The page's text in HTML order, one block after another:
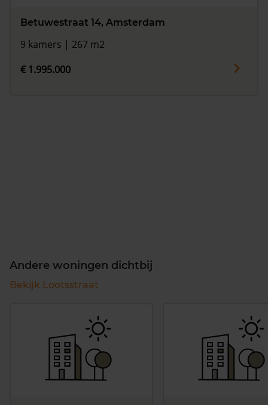
Betuwestraat 14, Amsterdam
9 kamers | 267 m2
€ 1.995.000
Andere woningen dichtbij
Bekijk Lootsstraat